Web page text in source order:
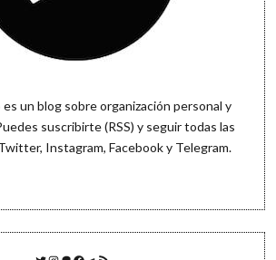
un blog sobre organización personal y
suscribirte (RSS) y seguir todas las
, Instagram, Facebooky Telegram.